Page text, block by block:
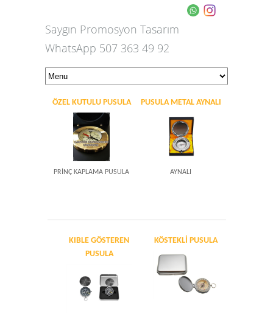
Saygın Promosyon Tasarım
WhatsApp 507 363 49 92
ÖZEL KUTULU PUSULA
PRİNÇ KAPLAMA PUSULA
PUSULA METAL AYNALI
AYNALI
KIBLE GÖSTEREN
PUSULA
KÖSTEKLI PUSULA